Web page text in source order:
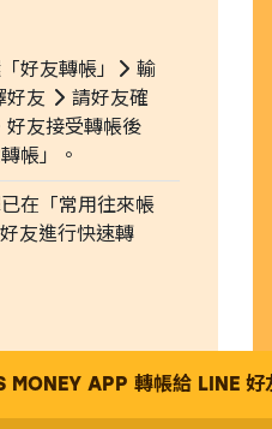
好友轉帳」
輸
好友
請好友確
好友接受轉帳後
帳」。
在「常用往來帳
友進行快速轉